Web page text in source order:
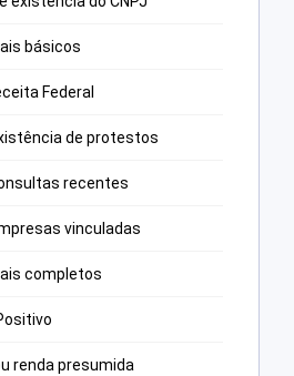
básicos
Federal
de protestos
recentes
vinculadas
completos
renda presumida